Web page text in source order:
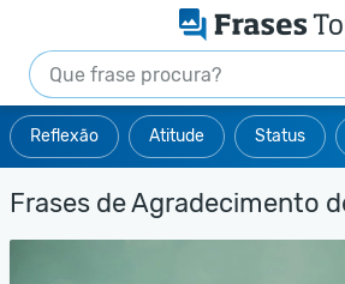
Reflexão Atitude Status
Frases de Agradecimento